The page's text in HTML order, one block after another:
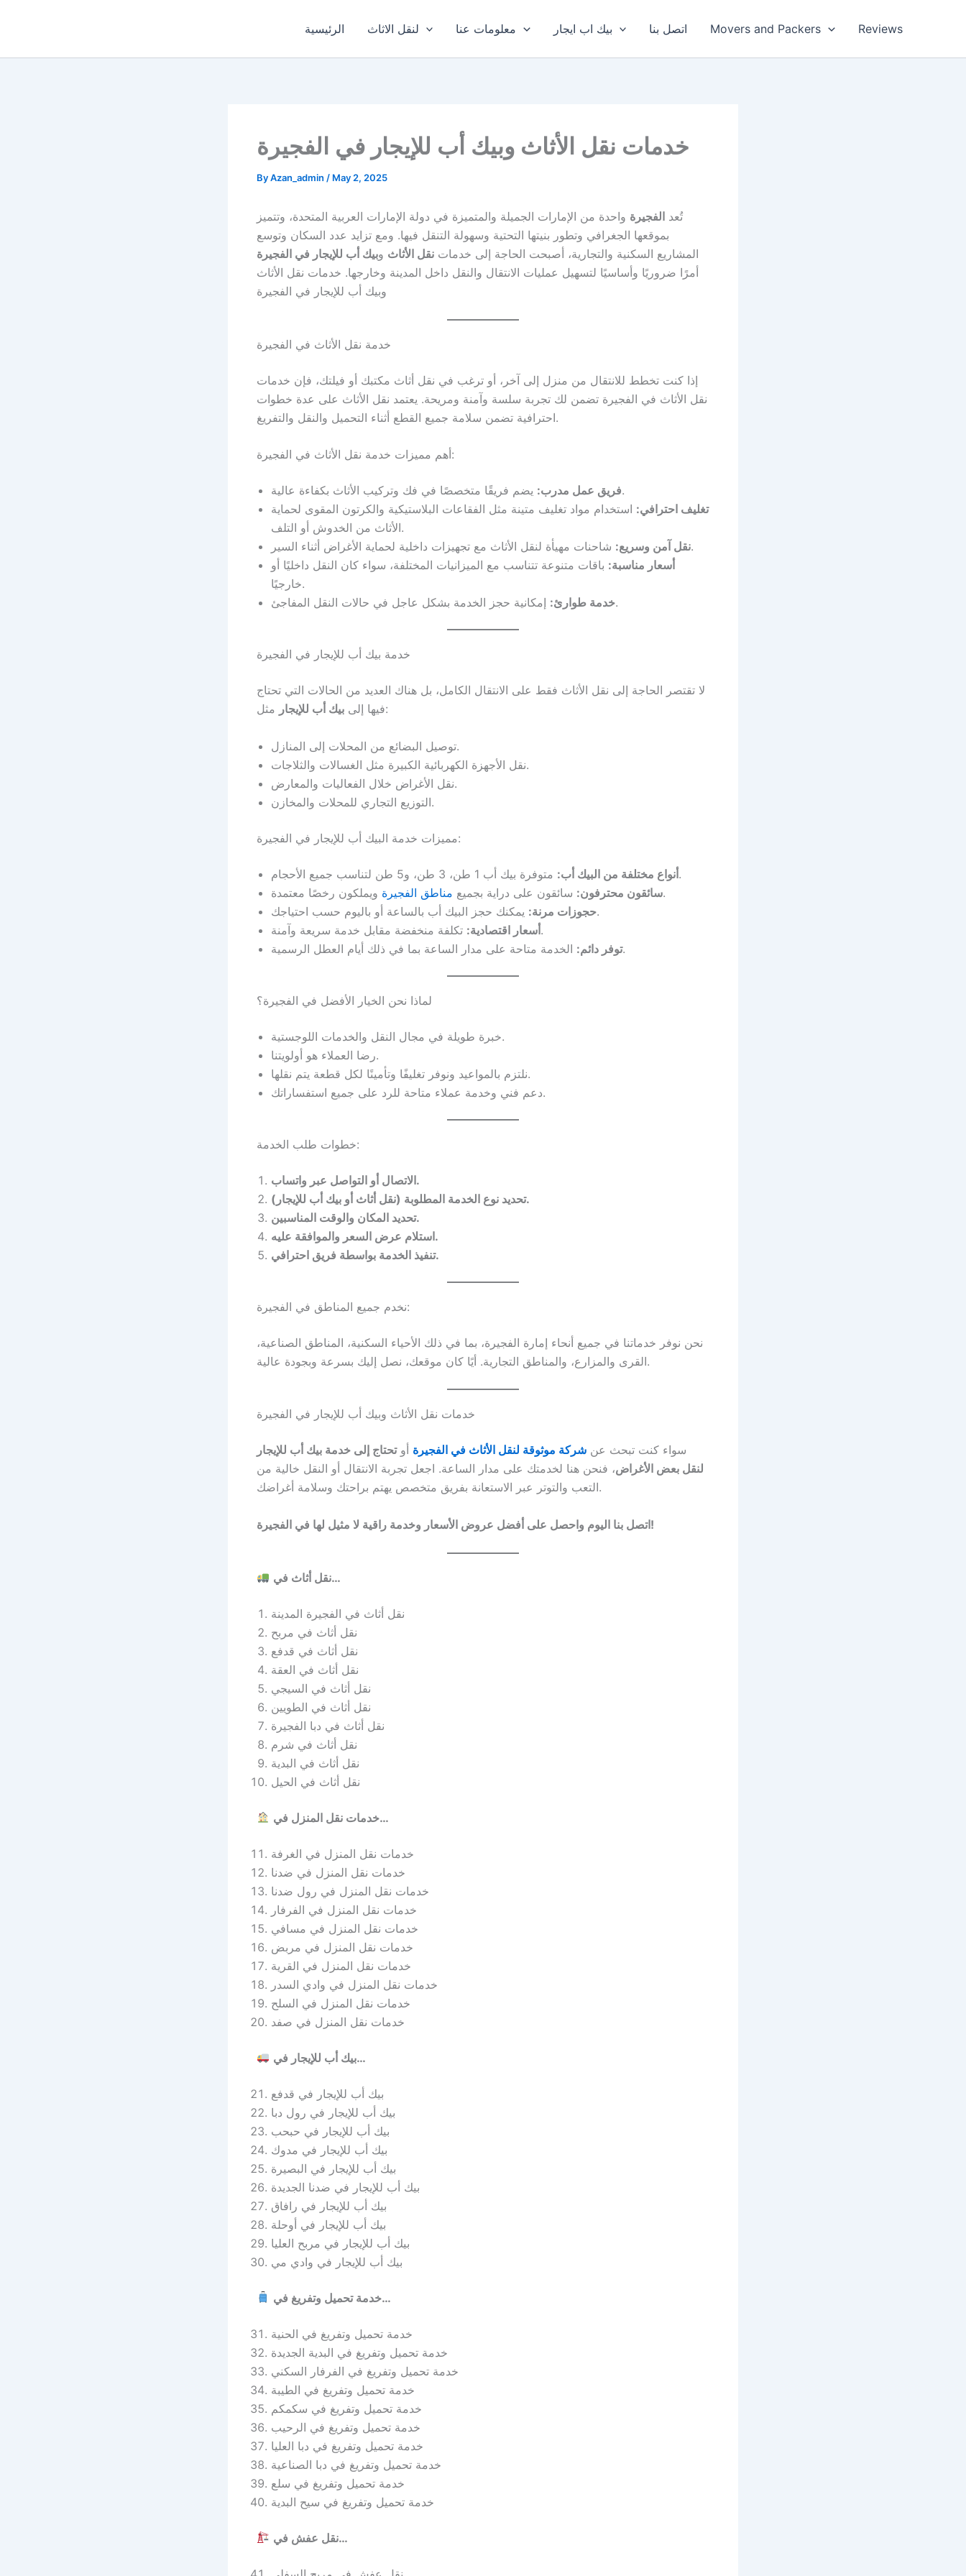
الرئيسية لنقل الاثاث معلومات عنا بيك اب ايجار اتصل بنا Movers and Packers Reviews
خدمات نقل الأثاث وبيك أب للإيجار في الفجيرة
ByAzan_admin / May 2, 2025
تُعد الفجيرة واحدة من الإمارات الجميلة والمتميزة في دولة الإمارات العربية المتحدة، وتتميز
بموقعها الجغرافي وتطور بنيتها التحتية وسهولة التنقل فيها. ومع تزايد عدد السكان وتوسع
المشاريع السكنية والتجارية، أصبحت الحاجة إلى خدمات نقل الأثاث وبيك أب للإيجار في الفجيرة
أمرًا ضروريًا وأساسيًا لتسهيل عمليات الانتقال والنقل داخل المدينة وخارجها. خدمات نقل الأثاث
وبيك أب للإيجار في الفجيرة
خدمة نقل الأثاث في الفجيرة
إذا كنت تخطط للانتقال من منزل إلى آخر، أو ترغب في نقل أثاث مكتبك أو فيلتك، فإن خدمات
نقل الأثاث في الفجيرة تضمن لك تجربة سلسة وآمنة ومريحة. يعتمد نقل الأثاث على عدة خطوات
احترافية تضمن سلامة جميع القطع أثناء التحميل والنقل والتفريغ.
أهم مميزات خدمة نقل الأثاث في الفجيرة:
فريق عمل مدرب:يضم فريقًا متخصصًا في فك وتركيب الأثاث بكفاءة عالية.
تغليف احترافي: استخدام مواد تغليف متينة مثل الفقاعات البلاستيكية والكرتون المقوى لحماية
الأثاث من الخدوش أو التلف.
نقل آمن وسريع:شاحنات مهيأة لنقل الأثاث مع تجهيزات داخلية لحماية الأغراض أثناء السير.
أسعار مناسبة: باقات متنوعة تتناسب مع الميزانيات المختلفة، سواء كان النقل داخليًا أو
خارجيًا.
خدمة طوارئ:إمكانية حجز الخدمة بشكل عاجل في حالات النقل المفاجئ.
خدمة بيك أب للإيجار في الفجيرة
لا تقتصر الحاجة إلى نقل الأثاث فقط على الانتقال الكامل، بل هناك العديد من الحالات التي تحتاج
فيها إلى بيك أب للإيجار مثل:
توصيل البضائع من المحلات إلى المنازل.
نقل الأجهزة الكهربائية الكبيرة مثل الغسالات والثلاجات.
نقل الأغراض خلال الفعاليات والمعارض.
التوزيع التجاري للمحلات والمخازن.
مميزات خدمة البيك أب للإيجار في الفجيرة:
أنواع مختلفة من البيك أب:متوفرة بيك أب 1 طن، 3 طن، و5 طن لتناسب جميع الأحجام.
سائقون محترفون: سائقون على دراية بجميع مناطق الفجيرة
ويملكون رخصًا معتمدة.
حجوزات مرنة:يمكنك حجز البيك أب بالساعة أو باليوم حسب احتياجك.
أسعار اقتصادية:تكلفة منخفضة مقابل خدمة سريعة وآمنة.
توفر دائم:الخدمة متاحة على مدار الساعة بما في ذلك أيام العطل الرسمية.
لماذا نحن الخيار الأفضل في الفجيرة؟
خبرة طويلة في مجال النقل والخدمات اللوجستية.
رضا العملاء هو أولويتنا.
نلتزم بالمواعيد ونوفر تغليفًا وتأمينًا لكل قطعة يتم نقلها.
دعم فني وخدمة عملاء متاحة للرد على جميع استفساراتك.
خطوات طلب الخدمة:
الاتصال أو التواصل عبر واتساب.
تحديد نوع الخدمة المطلوبة (نقل أثاث أو بيك أب للإيجار).
تحديد المكان والوقت المناسبين.
استلام عرض السعر والموافقة عليه.
تنفيذ الخدمة بواسطة فريق احترافي.
نخدم جميع المناطق في الفجيرة:
نحن نوفر خدماتنا في جميع أنحاء إمارة الفجيرة، بما في ذلك الأحياء السكنية، المناطق الصناعية،
القرى والمزارع، والمناطق التجارية. أيًا كان موقعك، نصل إليك بسرعة وبجودة عالية.
خدمات نقل الأثاث وبيك أب للإيجار في الفجيرة
سواء كنت تبحث عن شركة موثوقة لنقل الأثاث في الفجيرة أوتحتاج إلى خدمة بيك أب للإيجار
لنقل بعض الأغراض، فنحن هنا لخدمتك على مدار الساعة. اجعل تجربة الانتقال أو النقل خالية من
التعب والتوتر عبر الاستعانة بفريق متخصص يهتم براحتك وسلامة أغراضك.
اتصل بنا اليوم واحصل على أفضل عروض الأسعار وخدمة راقية لا مثيل لها في الفجيرة!
نقل أثاث في…
نقل أثاث في الفجيرة المدينة
نقل أثاث في مربح
نقل أثاث في قدفع
نقل أثاث في العقة
نقل أثاث في السيجي
نقل أثاث في الطويين
نقل أثاث في دبا الفجيرة
نقل أثاث في شرم
نقل أثاث في البدية
نقل أثاث في الحيل
خدمات نقل المنزل في…
خدمات نقل المنزل في الغرفة
خدمات نقل المنزل في ضدنا
خدمات نقل المنزل في رول ضدنا
خدمات نقل المنزل في الفرفار
خدمات نقل المنزل في مسافي
خدمات نقل المنزل في مربض
خدمات نقل المنزل في القرية
خدمات نقل المنزل في وادي السدر
خدمات نقل المنزل في السلح
خدمات نقل المنزل في صفد
بيك أب للإيجار في…
بيك أب للإيجار في قدفع
بيك أب للإيجار في رول دبا
بيك أب للإيجار في حبحب
بيك أب للإيجار في مدوك
بيك أب للإيجار في البصيرة
بيك أب للإيجار في ضدنا الجديدة
بيك أب للإيجار في رافاق
بيك أب للإيجار في أوحلة
بيك أب للإيجار في مربح العليا
بيك أب للإيجار في وادي مي
خدمة تحميل وتفريغ في…
خدمة تحميل وتفريغ في الحنية
خدمة تحميل وتفريغ في البدية الجديدة
خدمة تحميل وتفريغ في الفرفار السكني
خدمة تحميل وتفريغ في الطيبة
خدمة تحميل وتفريغ في سكمكم
خدمة تحميل وتفريغ في الرحيب
خدمة تحميل وتفريغ في دبا العليا
خدمة تحميل وتفريغ في دبا الصناعية
خدمة تحميل وتفريغ في سلع
خدمة تحميل وتفريغ في سيح البدية
نقل عفش في…